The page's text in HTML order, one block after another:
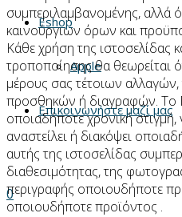
Eshop
Apple
Επικοινωνήστε μαζί μας
0
συμπεριλαμβανομένης, αλλά
καινούργιων όρων και
Κάθε χρήση της ιστοσελίδας
τροποποίησης θα θεωρείται
μέρους σας τέτοιων
προσθηκών ή διαγραφών. Το
οποιαδήποτε χρονική στιγμή,
αναστείλει ή διακόψει
αυτής της ιστοσελίδας
διαθεσιμότητας, της
περιγραφής οποιουδήποτε
οποιουδήποτε προϊόντος .